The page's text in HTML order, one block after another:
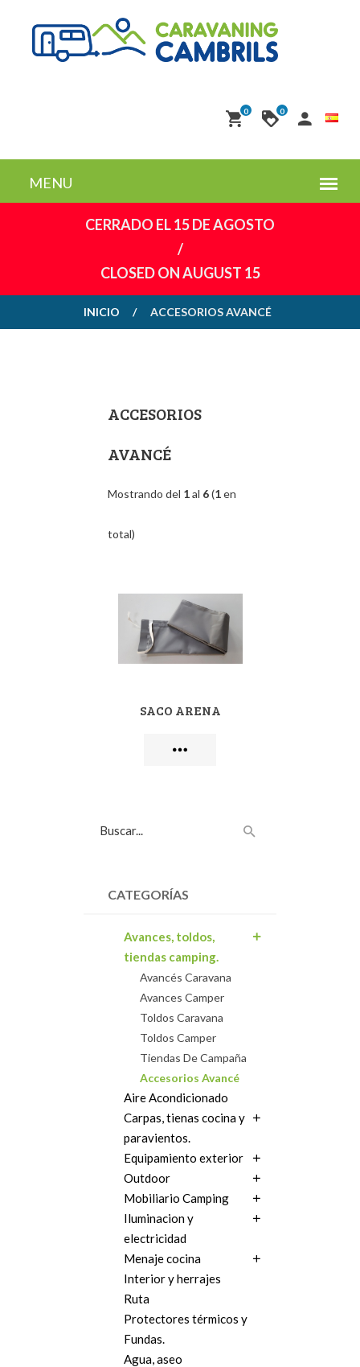
0 0
CERRADO EL 15 DE AGOSTO
/
CLOSED ON AUGUST 15
INICIO ACCESORIOS AVANCÉ
ACCESORIOS
AVANCÉ
Mostrando del 1al 6(1en
total)
SACO ARENA
CATEGORÍAS
Avances, toldos,
tiendas camping.
Avancés Caravana
Avances Camper
Toldos Caravana
Toldos Camper
Tiendas De Campaña
Accesorios Avancé
Aire Acondicionado
Carpas, tienas cocina y
paravientos.
Equipamiento exterior
Outdoor
Mobiliario Camping
Iluminacion y
electricidad
Menaje cocina
Interior y herrajes
Ruta
Protectores térmicos y
Fundas.
Agua, aseo